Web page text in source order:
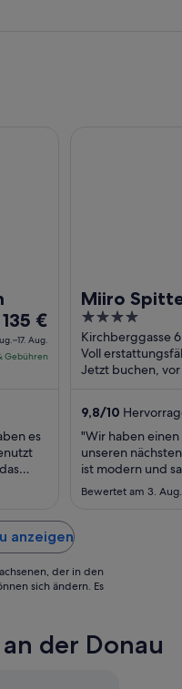
Der
Preis
beträgt
vom
16.
Aug.
17.
Aug.
135 €
Aug.
Gebühren
es
im
Miiro
4
out
of
5
Kirchberggasse
Voll
Jetzt buchen,
9,8/10
"Wir haben
unseren
ist modern und
freundlich. 10/10"
Bewertet am 3.
anzeigen
der in den
sich ändern. Es
der Donau